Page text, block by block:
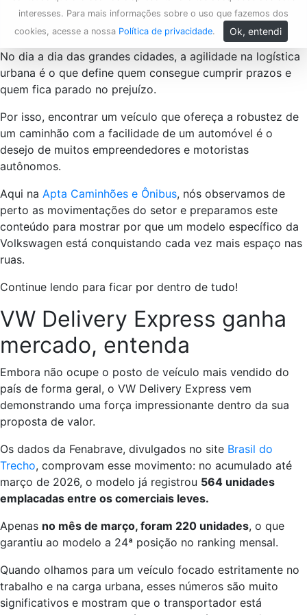
interesses. Para mais informações sobre o uso que fazemos dos
cookies, acesse a nossa Política de privacidade. Ok, entendi
No dia a dia das grandes cidades, a agilidade na logística
urbana é o que define quem consegue cumprir prazos e
quem fica parado no prejuízo.
Por isso, encontrar um veículo que ofereça a robustez de
um caminhão com a facilidade de um automóvel é o
desejo de muitos empreendedores e motoristas
autônomos.
Aqui na Apta Caminhões e Ônibus, nós observamos de
perto as movimentações do setor e preparamos este
conteúdo para mostrar por que um modelo específico da
Volkswagen está conquistando cada vez mais espaço nas
ruas.
Continue lendo para ficar por dentro de tudo!
VW Delivery Express ganha
mercado, entenda
Embora não ocupe o posto de veículo mais vendido do
país de forma geral, o VW Delivery Express vem
demonstrando uma força impressionante dentro da sua
proposta de valor.
Os dados da Fenabrave, divulgados no site Brasil do
Trecho, comprovam esse movimento: no acumulado até
março de 2026, o modelo já registrou 564 unidades
emplacadas entre os comerciais leves.
Apenas no mês de março, foram 220 unidades, o que
garantiu ao modelo a 24ª posição no ranking mensal.
Quando olhamos para um veículo focado estritamente no
trabalho e na carga urbana, esses números são muito
significativos e mostram que o transportador está